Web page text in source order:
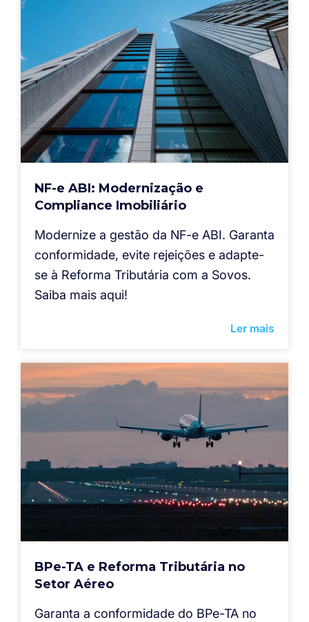
NF-e ABI: Modernização e
Compliance Imobiliário
Modernize a gestão da NF-e ABI. Garanta
conformidade, evite rejeições e adapte-
se à Reforma Tributária com a Sovos.
Saiba mais aqui!
Ler mais
BPe-TA e Reforma Tributária no
Setor Aéreo
Garanta a conformidade do BPe-TA no